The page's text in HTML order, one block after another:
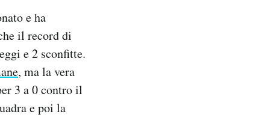
e ha
il record di
e 2 sconfitte.
, ma la vera
3 a 0 contro il
e poi la